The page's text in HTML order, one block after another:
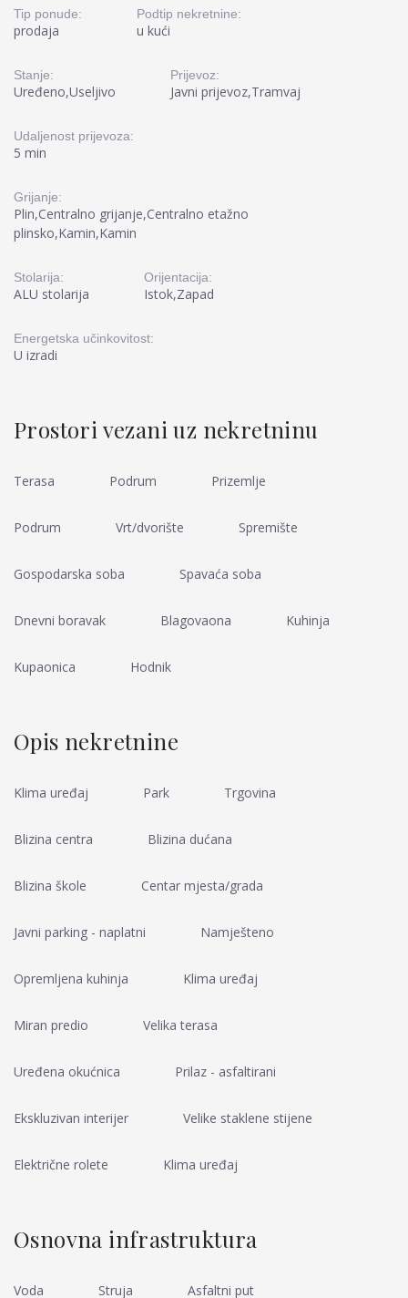
Tip ponude:
prodaja
Podtip nekretnine:
u kući
Stanje:
Uređeno,Useljivo
Prijevoz:
Javni prijevoz,Tramvaj
Udaljenost prijevoza:
5 min
Grijanje:
Plin,Centralno grijanje,Centralno etažno
plinsko,Kamin,Kamin
Stolarija:
ALU stolarija
Orijentacija:
Istok,Zapad
Energetska učinkovitost:
U izradi
Prostori vezani uz nekretninu
Terasa Podrum Prizemlje
Podrum Vrt/dvorište Spremište
Gospodarska soba Spavaća soba
Dnevni boravak Blagovaona Kuhinja
Kupaonica Hodnik
Opis nekretnine
Klima uređaj Park Trgovina
Blizina centra Blizina dućana
Blizina škole Centar mjesta/grada
Javni parking - naplatni Namješteno
Opremljena kuhinja Klima uređaj
Miran predio Velika terasa
Uređena okućnica Prilaz - asfaltirani
Ekskluzivan interijer Velike staklene stijene
Električne rolete Klima uređaj
Osnovna infrastruktura
Voda Struja Asfaltni put